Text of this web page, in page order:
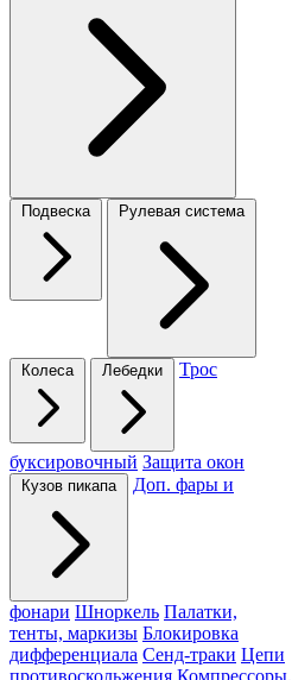
Подвеска Рулевая система
Колеса Лебедки Трос
буксировочный Защита окон
Кузов пикапа Доп. фары и
фонари Шноркель Палатки,
тенты, маркизы Блокировка
дифференциала Сенд-траки Цепи
противоскольжения Компрессоры,